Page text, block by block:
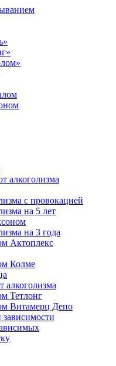
алкоголизма
с провокацией
на 5 лет
на 3 года
Актоплекс
Колме
алкоголизма
Тетлонг
Витамерц Депо
зависимости